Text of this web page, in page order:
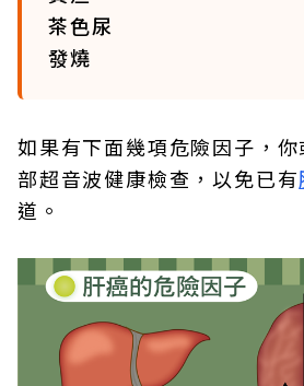
茶色尿
發燒
如果有下面幾項危險因子，
部超音波健康檢查，以免已有
道。